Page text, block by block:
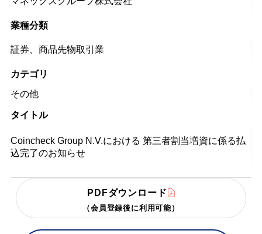
業種分類
証券、商品先物取引業
カテゴリ
その他
タイトル
Coincheck Group N.V.における 第三者割当増資に係る払
込完了のお知らせ
PDFダウンロード
（会員登録後に利用可能）